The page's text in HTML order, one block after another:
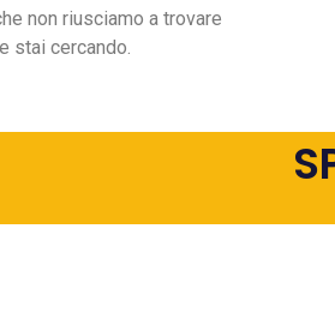
non riusciamo a trovare
stai cercando.